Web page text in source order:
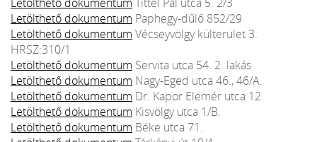
Letölthető dokumentum Paphegy-dűlő 852/29
Letölthető dokumentum Vécseyvölgy külterület 3.
HRSZ:310/1
Letölthető dokumentum Servita utca 54. 2. lakás
Letölthető dokumentum Nagy-Eged utca 46., 46/A.
Letölthető dokumentum Dr. Kapor Elemér utca 12.
Letölthető dokumentum Kisvölgy utca 1/B.
Letölthető dokumentum Béke utca 71.